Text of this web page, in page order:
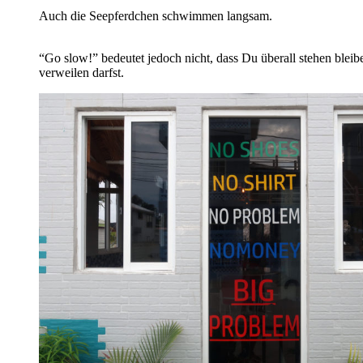
Auch die Seepferdchen schwimmen langsam.
“Go slow!” bedeutet jedoch nicht, dass Du überall stehen
verweilen darfst.